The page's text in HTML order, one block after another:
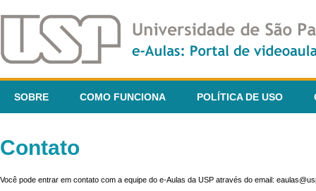
SOBRE COMO FUNCIONA POLÍTICA DE USO
Contato
Você pode entrar em contato com a equipe do e-Aulas da USP através do email: